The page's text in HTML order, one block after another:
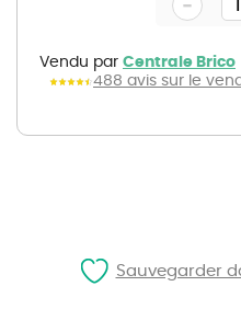
gallery
Vendu par Centrale Brico
488 avis sur le
Sauvegarder